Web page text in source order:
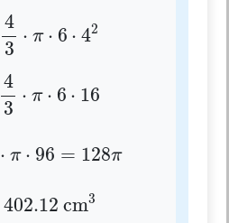
4
3
⋅ π ⋅ 6 ⋅ 42
43
4
3
⋅ π ⋅ 6 ⋅ 16
43
⋅ π ⋅ 96 = 128π
402.12 cm3
402.12cm 3